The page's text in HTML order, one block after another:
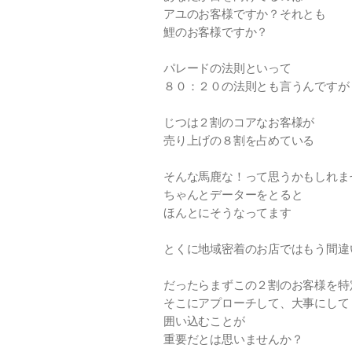
アユのお客様ですか？それとも
鯉のお客様ですか？
パレードの法則といって
８０：２０の法則とも言うんですが
じつは２割のコアなお客様が
売り上げの８割を占めている
そんな馬鹿な！って思うかもしれ
ちゃんとデーターをとると
ほんとにそうなってます
とくに地域密着のお店ではもう間
だったらまずこの２割のお客様を特
そこにアプローチして、大事にして
囲い込むことが
重要だとは思いませんか？